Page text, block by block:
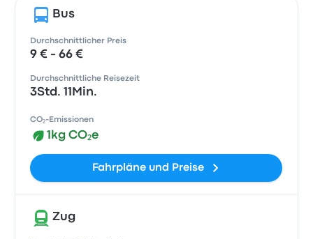
Bus
Durchschnittlicher Preis
9 € - 66 €
Durchschnittliche Reisezeit
3Std. 11Min.
CO₂-Emissionen
1kg CO₂e
Fahrpläne und Preise
Zug